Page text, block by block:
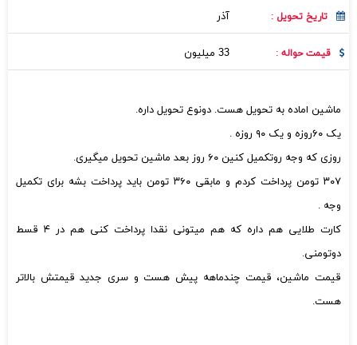
تاریخ تحویل : آذر
قیمت حواله : 33 میلیون
ماشین اماده به تحویل هست. دونوع تحویل داره.
یک ۶۰روزه و‌ یک ۹۰ روزه .
روزی که‌ وجه رو‌تکمیل کنین ۶۰ روز بعد ماشین تحویل میگیری.
۳۰۷ تومن پرداخت کردم و مابقی ۳۶۰ تومن باید پرداخت بشه برای تکمیل
وجه .
کارت طلایی هم داره که هم میتونی نقدا پرداخت کنی هم در ۴ قسط
دو‌تومنی.
قیمت ماشین، قیمت چندماهه پیش هست و سری جدید قیمتش بالاتر
هست.